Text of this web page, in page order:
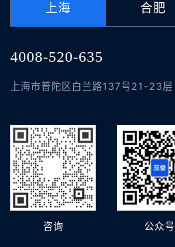
上海 合肥
4008-520-635
上海市普陀区白兰路137号21-23层
咨询 公众号